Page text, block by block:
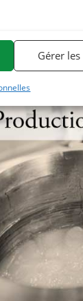
Gérer